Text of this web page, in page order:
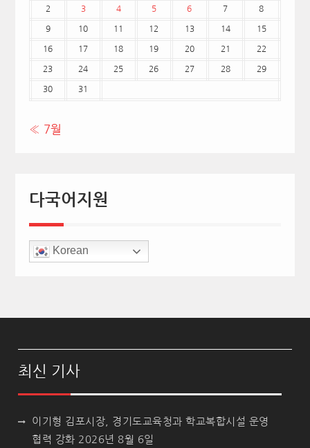
2 3 4 5 6 7 8
9 10 11 12 13 14 15
16 17 18 19 20 21 22
23 24 25 26 27 28 29
30 31
« 7월
다국어지원
Korean
최신 기사
이기형 김포시장, 경기도교육청과 학교복합시설 운영
협력 강화 2026년 8월 6일